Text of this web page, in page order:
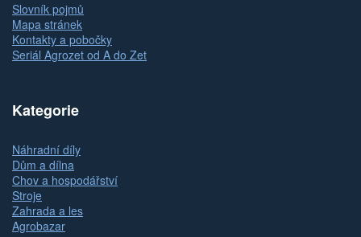
Slovník pojmů
Mapa stránek
Kontakty a pobočky
Seriál Agrozet od A do Zet
Kategorie
Náhradní díly
Dům a dílna
Chov a hospodářství
Stroje
Zahrada a les
Agrobazar